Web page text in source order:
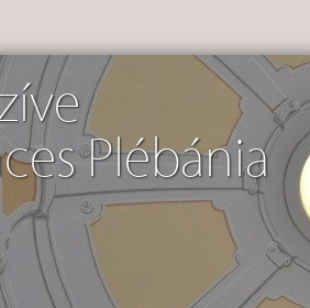
Plébánia